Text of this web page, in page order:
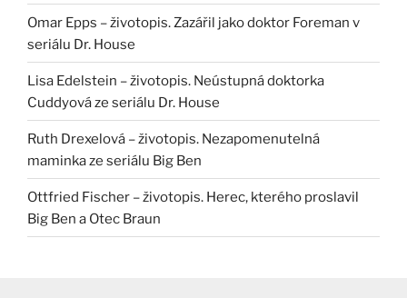
Omar Epps – životopis. Zazářil jako doktor Foreman v
seriálu Dr. House
Lisa Edelstein – životopis. Neústupná doktorka
Cuddyová ze seriálu Dr. House
Ruth Drexelová – životopis. Nezapomenutelná
maminka ze seriálu Big Ben
Ottfried Fischer – životopis. Herec, kterého proslavil
Big Ben a Otec Braun